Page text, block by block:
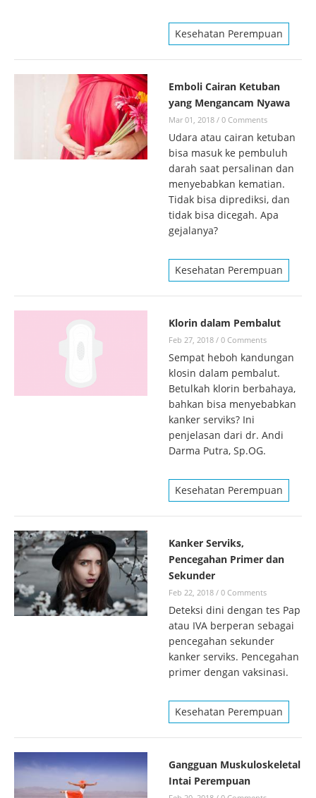
Kesehatan Perempuan
Emboli Cairan Ketuban
yang Mengancam Nyawa
Mar 01, 2018 / 0 Comments
Udara atau cairan ketuban
bisa masuk ke pembuluh
darah saat persalinan dan
menyebabkan kematian.
Tidak bisa diprediksi, dan
tidak bisa dicegah. Apa
gejalanya?
Kesehatan Perempuan
Klorin dalam Pembalut
Feb 27, 2018 / 0 Comments
Sempat heboh kandungan
klosin dalam pembalut.
Betulkah klorin berbahaya,
bahkan bisa menyebabkan
kanker serviks? Ini
penjelasan dari dr. Andi
Darma Putra, Sp.OG.
Kesehatan Perempuan
Kanker Serviks,
Pencegahan Primer dan
Sekunder
Feb 22, 2018 / 0 Comments
Deteksi dini dengan tes Pap
atau IVA berperan sebagai
pencegahan sekunder
kanker serviks. Pencegahan
primer dengan vaksinasi.
Kesehatan Perempuan
Gangguan Muskuloskeletal
Intai Perempuan